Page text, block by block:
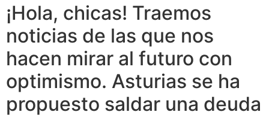
¡Hola, chicas! Traemos
noticias de las que nos
hacen mirar al futuro con
optimismo. Asturias se ha
propuesto saldar una deuda